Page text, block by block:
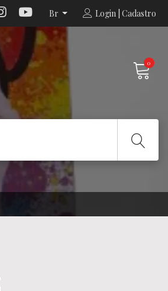
Br Login | Cadastro
0